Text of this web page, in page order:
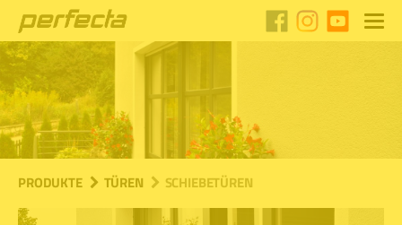
PRODUKTE TÜREN SCHIEBETÜREN